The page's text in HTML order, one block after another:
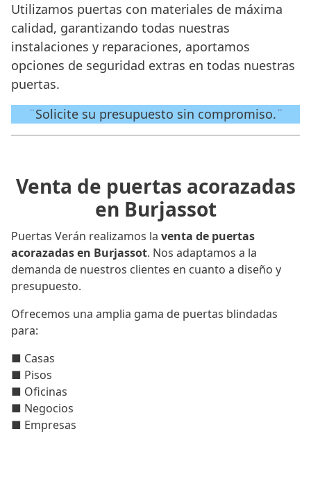
Utilizamos puertas con materiales de máxima
calidad, garantizando todas nuestras
instalaciones y reparaciones, aportamos
opciones de seguridad extras en todas nuestras
puertas.
¨Solicite su presupuesto sin compromiso.¨
Venta de puertas acorazadas
en Burjassot
Puertas Verán realizamos la venta de puertas
acorazadas en Burjassot. Nos adaptamos a la
demanda de nuestros clientes en cuanto a diseño y
presupuesto.
Ofrecemos una amplia gama de puertas blindadas
para:
■ Casas
■ Pisos
■ Oficinas
■ Negocios
■ Empresas